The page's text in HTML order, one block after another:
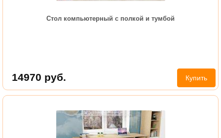
Стол компьютерный с полкой и тумбой
14970 руб. Купить